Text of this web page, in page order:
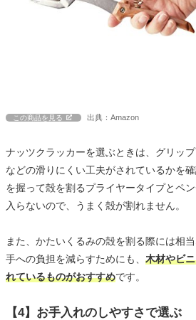
この商品を見る 出典：Amazon
ナッツクラッカーを選ぶときは、グリッ
などの滑りにくい工夫がされているかを
を握って殻を割るプライヤータイプとペ
入らないので、うまく殻が割れません。
また、かたいくるみの殻を割る際には相
手への負担を減らすためにも、 木材やビ
れているものがおすすめです。
【4】お手入れのしやすさで選ぶ